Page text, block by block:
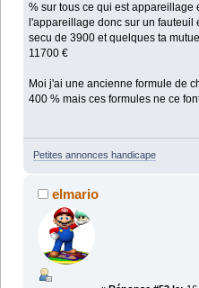
% sur tous ce qui est appareillage
l'appareillage donc sur un
secu de 3900 et quelques ta
11700 €
Moi j'ai une ancienne formule de
400 % mais ces formules ne ce
Petites annonces handicape
elmario